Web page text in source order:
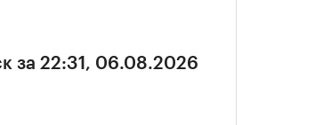
за 22:31, 06.08.2026